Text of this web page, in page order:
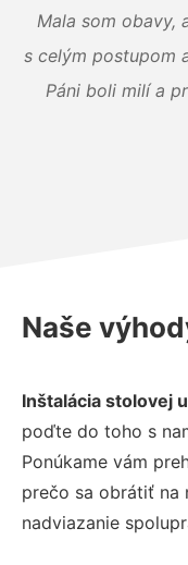
Mala som obavy,
s celým postupom
Páni boli milí a
Naše
Inštalácia stolovej
poďte do toho s
Ponúkame vám
prečo sa obrátiť na
nadviazanie